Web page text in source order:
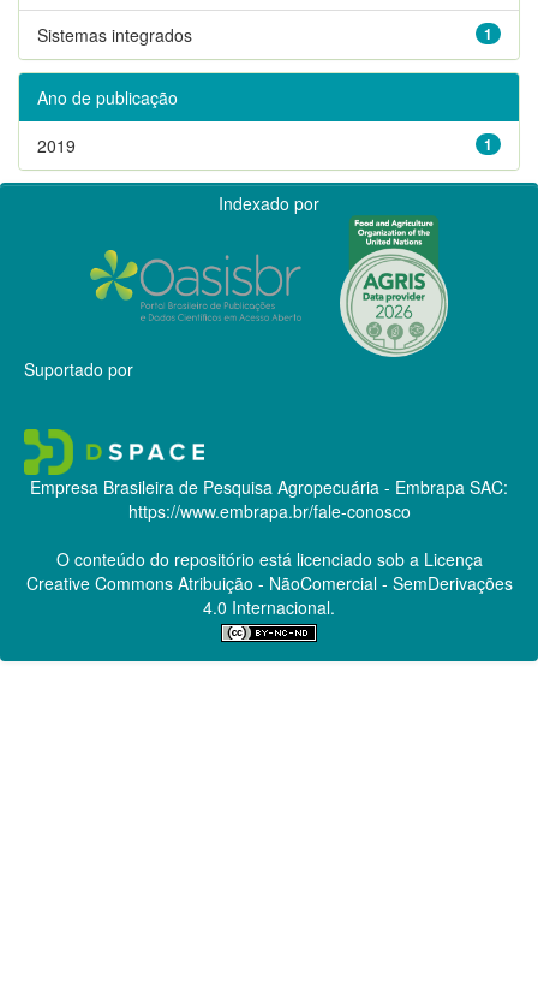
1
Sistemas integrados
Ano de publicação
1
2019
Indexado por
Suportado por
Empresa Brasileira de Pesquisa Agropecuária - Embrapa SAC:
https://www.embrapa.br/fale-conosco
O conteúdo do repositório está licenciado sob a Licença
Creative CommonsAtribuição - NãoComercial - SemDerivações
4.0 Internacional.